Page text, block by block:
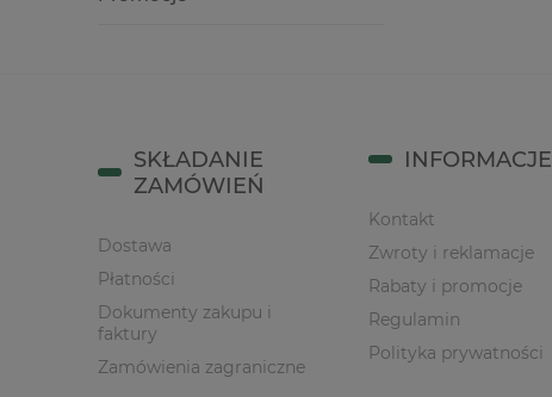
SKŁADANIE
ZAMÓWIEŃ
Dostawa
Płatności
Dokumenty zakupu i
faktury
Zamówienia zagraniczne
INFORMACJE
Kontakt
Zwroty i reklamacje
Rabaty i promocje
Regulamin
Polityka prywatności